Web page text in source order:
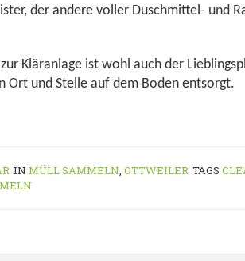
der andere voller Duschmittel- und
Kläranlage ist wohl auch der
Ort und Stelle auf dem Boden entsorgt.
IN MÜLL SAMMELN, OTTWEILER TAGS